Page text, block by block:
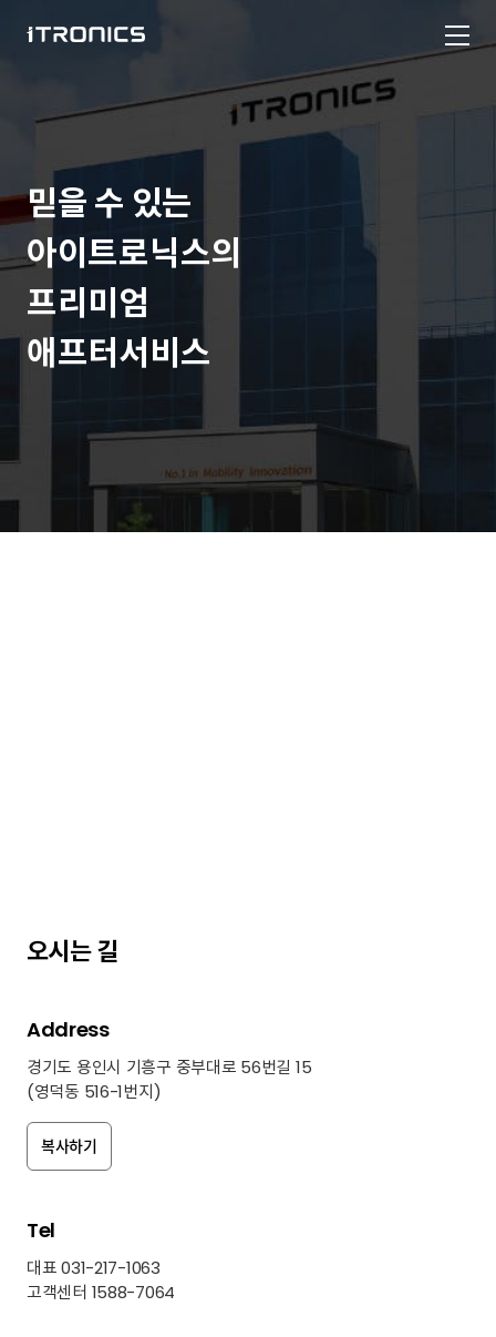
믿을 수 있는
아이트로닉스의
프리미엄
애프터서비스
오시는 길
Address
경기도 용인시 기흥구 중부대로 56번길 15
(영덕동 516-1번지)
복사하기
Tel
대표 031-217-1063
고객센터 1588-7064